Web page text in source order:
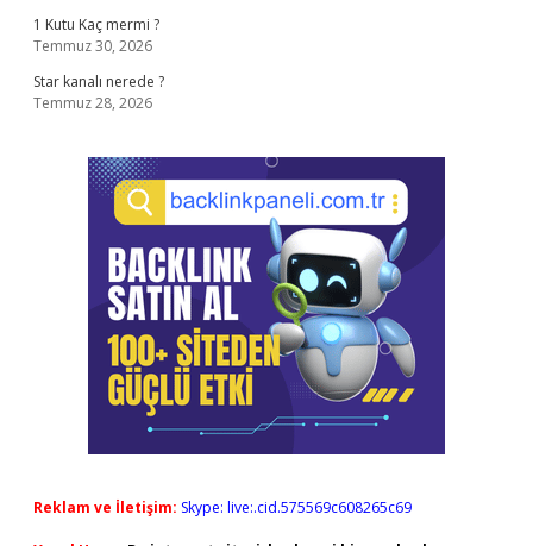
1 Kutu Kaç mermi ?
Temmuz 30, 2026
Star kanalı nerede ?
Temmuz 28, 2026
Reklam ve İletişim: Skype: live:.cid.575569c608265c69